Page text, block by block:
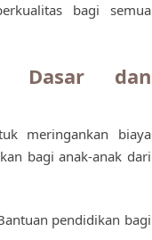
bagi semua
Dasar dan
meringankan biaya
bagi anak-anak dari
pendidikan bagi